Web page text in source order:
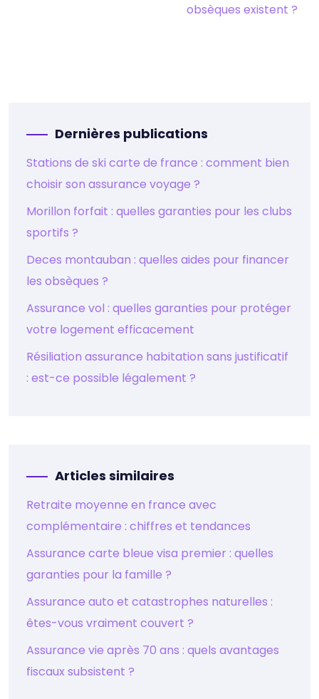
obsèques existent ?
Dernières publications
Stations de ski carte de france : comment bien
choisir son assurance voyage ?
Morillon forfait : quelles garanties pour les clubs
sportifs ?
Deces montauban : quelles aides pour financer
les obsèques ?
Assurance vol : quelles garanties pour protéger
votre logement efficacement
Résiliation assurance habitation sans justificatif
: est-ce possible légalement ?
Articles similaires
Retraite moyenne en france avec
complémentaire : chiffres et tendances
Assurance carte bleue visa premier : quelles
garanties pour la famille ?
Assurance auto et catastrophes naturelles :
êtes-vous vraiment couvert ?
Assurance vie après 70 ans : quels avantages
fiscaux subsistent ?